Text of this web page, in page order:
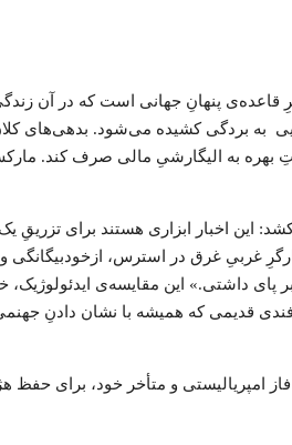
قاعده‌ی پنهانِ جهانی است که در آن
به بردگی کشیده می‌شود. بدهی‌های
به الیگارشیِ مالی صرف کند.
این اخبار ابزاری هستند برای
غربیِ غرق در استرس،
پای داشتی.» این مقایسه‌ی
قدیمی که همیشه با نشان دادنِ
امپریالیستی و متأخر خود، برای حفظ